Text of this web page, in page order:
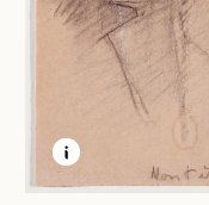
EN SAVOIR
OUVRIR LA